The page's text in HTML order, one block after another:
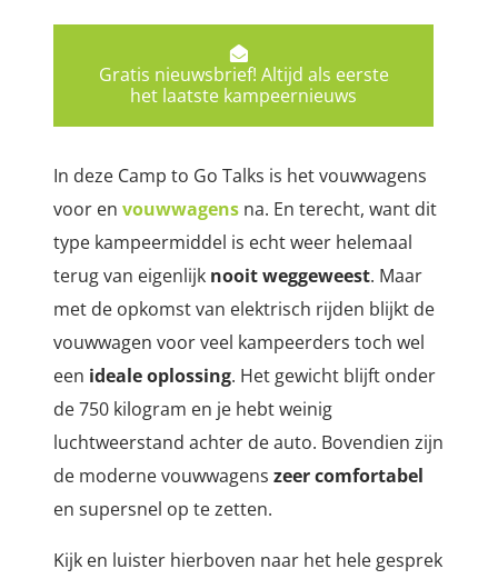
Gratis nieuwsbrief! Altijd als eerste
het laatste kampeernieuws
In deze Camp to Go Talks is het vouwwagens
voor en vouwwagens na. En terecht, want dit
type kampeermiddel is echt weer helemaal
terug van eigenlijk nooit weggeweest. Maar
met de opkomst van elektrisch rijden blijkt de
vouwwagen voor veel kampeerders toch wel
een ideale oplossing. Het gewicht blijft onder
de 750 kilogram en je hebt weinig
luchtweerstand achter de auto. Bovendien zijn
de moderne vouwwagens zeer comfortabel
en supersnel op te zetten.
Kijk en luister hierboven naar het hele gesprek